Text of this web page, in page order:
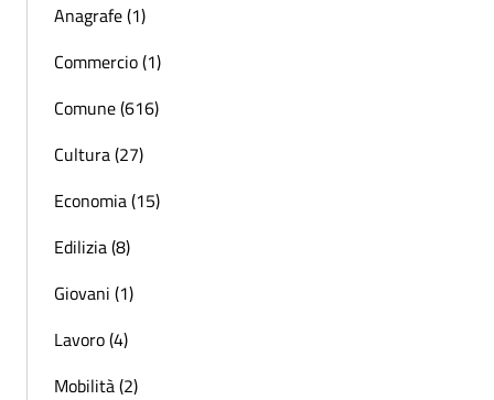
Anagrafe (1)
Commercio (1)
Comune (616)
Cultura (27)
Economia (15)
Edilizia (8)
Giovani (1)
Lavoro (4)
Mobilità (2)